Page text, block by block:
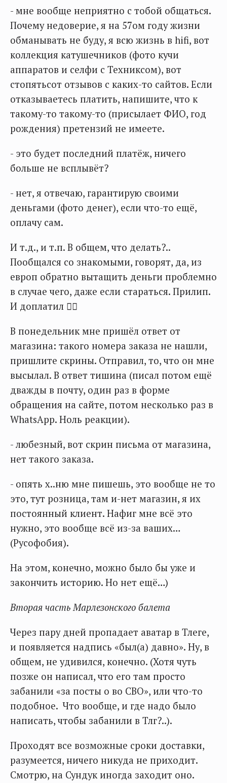
- мне вообще неприятно с тобой общаться.
Почему недоверие, я на 57ом году жизни
обманывать не буду, я всю жизнь в hifi, вот
коллекция катушечников (фото кучи
аппаратов и селфи с Техниксом), вот
стопятьсот отзывов с каких-то сайтов. Если
отказываетесь платить, напишите, что к
такому-то такому-то (присылает ФИО, год
рождения) претензий не имеете.
- это будет последний платёж, ничего
больше не всплывёт?
- нет, я отвечаю, гарантирую своими
деньгами (фото денег), если что-то ещё,
оплачу сам.
И т.д., и т.п. В общем, что делать?..
Пообщался со знакомыми, говорят, да, из
европ обратно вытащить деньги проблемно
в случае чего, даже если стараться. Прилип.
И доплатил 🤦‍♂️
В понедельник мне пришёл ответ от
магазина: такого номера заказа не нашли,
пришлите скрины. Отправил, то, что он мне
высылал. В ответ тишина (писал потом ещё
дважды в почту, один раз в форме
обращения на сайте, потом несколько раз в
WhatsApp. Ноль реакции).
- любезный, вот скрин письма от магазина,
нет такого заказа.
- опять х..ню мне пишешь, это вообще не то
это, тут розница, там и-нет магазин, я их
постоянный клиент. Нафиг мне всё это
нужно, это вообще всё из-за ваших…
(Русофобия).
На этом, конечно, можно было бы уже и
закончить историю. Но нет ещё…)
Вторая часть Марлезонского балета
Через пару дней пропадает аватар в Тлеге,
и появляется надпись «был(а) давно». Ну, в
общем, не удивился, конечно. (Хотя чуть
позже он написал, что его там просто
забанили «за посты о во СВО», или что-то
подобное. Что вообще, и где надо было
написать, чтобы забанили в Тлг?..).
Проходят все возможные сроки доставки,
разумеется, ничего никуда не приходит.
Смотрю, на Сундук иногда заходит оно.